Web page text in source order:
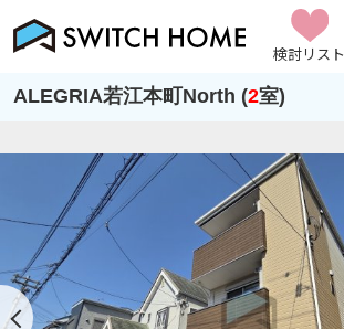
検討リスト
ALEGRIA若江本町North (2室)